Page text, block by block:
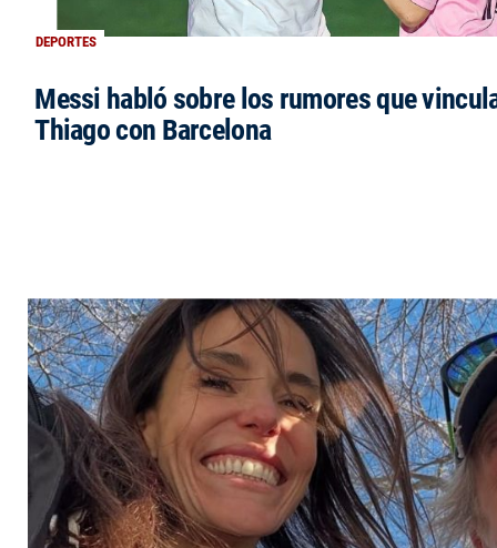
DEPORTES
Messi habló sobre los rumores que
Thiago con Barcelona